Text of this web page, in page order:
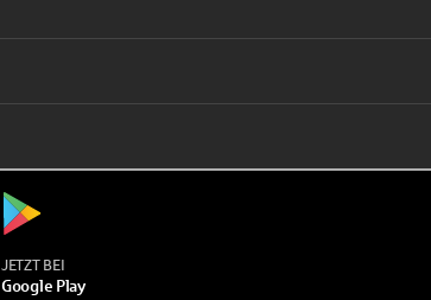
JETZT BEI
Google Play